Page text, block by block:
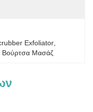
Exfoliator
Βούρτσα Μασάζ